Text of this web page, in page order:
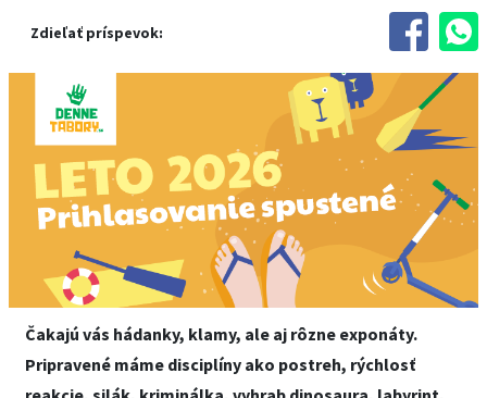
Zdieľať príspevok:
Čakajú vás hádanky, klamy, ale aj rôzne exponáty.
Pripravené máme disciplíny ako postreh, rýchlosť